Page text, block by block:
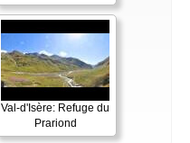
Val-d'Isère: Refuge du
Prariond